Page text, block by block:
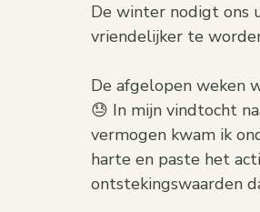
De winter nodigt ons
vriendelijker te
De afgelopen weken
😓 In mijn vindtocht
vermogen kwam ik
harte en paste het
ontstekingswaarden